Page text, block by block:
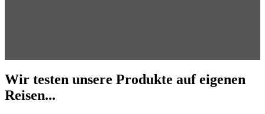
Wir testen unsere Produkte auf eigenen
Reisen...